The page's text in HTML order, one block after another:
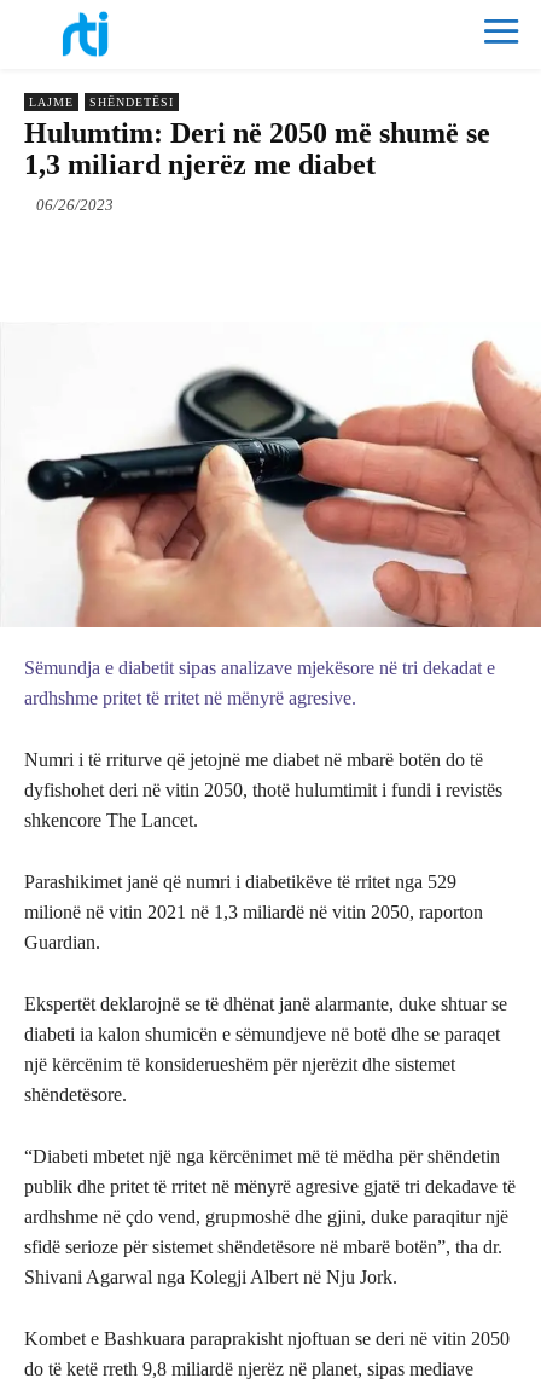
LAJME SHËNDETËSI
Hulumtim: Deri në 2050 më shumë se
1,3 miliard njerëz me diabet
06/26/2023
Sëmundja e diabetit sipas analizave mjekësore në tri dekadat e
ardhshme pritet të rritet në mënyrë agresive.
Numri i të rriturve që jetojnë me diabet në mbarë botën do të
dyfishohet deri në vitin 2050, thotë hulumtimit i fundi i revistës
shkencore The Lancet.
Parashikimet janë që numri i diabetikëve të rritet nga 529
milionë në vitin 2021 në 1,3 miliardë në vitin 2050, raporton
Guardian.
Ekspertët deklarojnë se të dhënat janë alarmante, duke shtuar se
diabeti ia kalon shumicën e sëmundjeve në botë dhe se paraqet
një kërcënim të konsiderueshëm për njerëzit dhe sistemet
shëndetësore.
“Diabeti mbetet një nga kërcënimet më të mëdha për shëndetin
publik dhe pritet të rritet në mënyrë agresive gjatë tri dekadave të
ardhshme në çdo vend, grupmoshë dhe gjini, duke paraqitur një
sfidë serioze për sistemet shëndetësore në mbarë botën”, tha dr.
Shivani Agarwal nga Kolegji Albert në Nju Jork.
Kombet e Bashkuara paraprakisht njoftuan se deri në vitin 2050
do të ketë rreth 9,8 miliardë njerëz në planet, sipas mediave